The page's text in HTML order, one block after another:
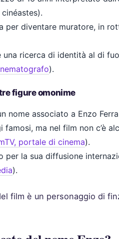
per diventare muratore, in
una ricerca di identità al di
).
figure omonime
nome associato a Enzo
famosi, ma nel film non c’è
portale di cinema).
per la sua diffusione
).
film è un personaggio di